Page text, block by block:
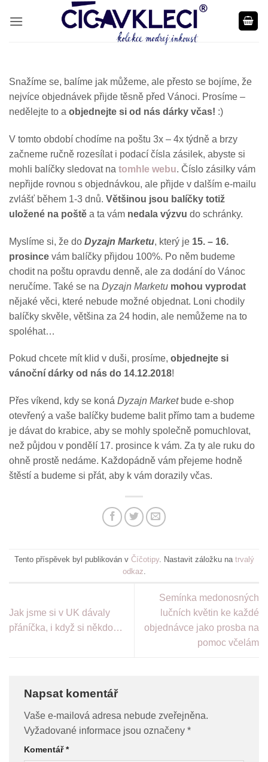
Snažíme se, balíme jak můžeme, ale přesto se bojíme, že
nejvíce objednávek přijde těsně před Vánoci. Prosíme –
nedělejte to a objednejte si od nás dárky včas! :)
V tomto období chodíme na poštu 3x – 4x týdně a brzy
začneme ručně rozesílat i podací čísla zásilek, abyste si
mohli balíčky sledovat na tomhle webu. Číslo zásilky vám
nepřijde rovnou s objednávkou, ale přijde v dalším e-mailu
zvlášť během 1-3 dnů. Většinou jsou balíčky totiž
uložené na poště a ta vám nedala výzvu do schránky.
Myslíme si, že do Dyzajn Marketu, který je 15. – 16.
prosince vám balíčky přijdou 100%. Po něm budeme
chodit na poštu opravdu denně, ale za dodání do Vánoc
neručíme. Také se na Dyzajn Marketu mohou vyprodat
nějaké věci, které nebude možné objednat. Loni chodily
balíčky skvěle, většina za 24 hodin, ale nemůžeme na to
spoléhat…
Pokud chcete mít klid v duši, prosíme, objednejte si
vánoční dárky od nás do 14.12.2018!
Přes víkend, kdy se koná Dyzajn Marketbude e-shop
otevřený a vaše balíčky budeme balit přímo tam a budeme
je dávat do krabice, aby se mohly společně pomuchlovat,
než půjdou v pondělí 17. prosince k vám. Za ty ale ruku do
ohně prostě nedáme. Každopádně vám přejeme hodně
štěstí a budeme si přát, aby k vám dorazily včas.
Tento příspěvek byl publikován v Číčotipy. Nastavit záložku na trvalý
odkaz
Jak jsme si v UK dávaly
přáníčka, i když si někdo…
Semínka medonosných
lučních květin ke každé
objednávce jako prosba na
pomoc včelám
Napsat komentář
Vaše e-mailová adresa nebude zveřejněna.
Vyžadované informace jsou označeny *
Komentář*